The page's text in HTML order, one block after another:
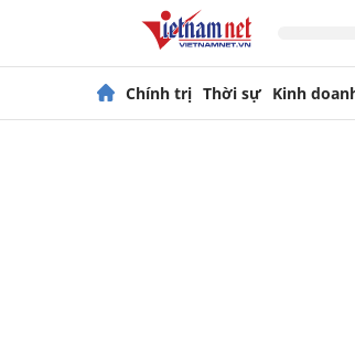
Chính trị Thời sự Kinh